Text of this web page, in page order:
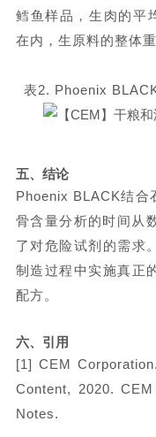
鳕鱼样品，生肉的平
在内，生原料的整体
表2. Phoenix
五、 结论
Phoenix BLACK结合
骨含量分析的时间从
了对危险试剂的需求
制造过程中实施真正
配方。
六、 引用
[1] CEM
Content, 2020.
Notes.